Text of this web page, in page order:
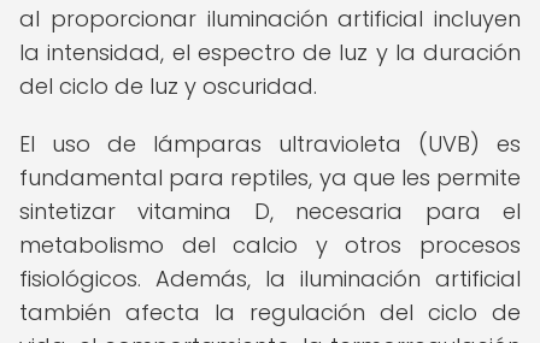
al proporcionar iluminación artificial incluyen
la intensidad, el espectro de luz y la duración
del ciclo de luz y oscuridad.
El uso de lámparas ultravioleta (UVB) es
fundamental para reptiles, ya que les permite
sintetizar vitamina D, necesaria para el
metabolismo del calcio y otros procesos
fisiológicos. Además, la iluminación artificial
también afecta la regulación del ciclo de